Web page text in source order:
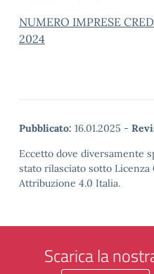
NUMERO IMPRESE
2024
Pubblicato: 16.01.2025 -
Eccetto dove diversamente
stato rilasciato sotto Licenza
Attribuzione 4.0 Italia.
Scarica la